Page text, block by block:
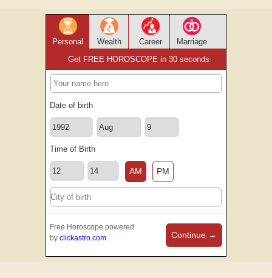
Personal Wealth Career Marriage
Get FREE HOROSCOPE in 30 seconds
Date of birth
Time of Birth
AM PM
Free Horoscope powered
by clickastro.com Continue →